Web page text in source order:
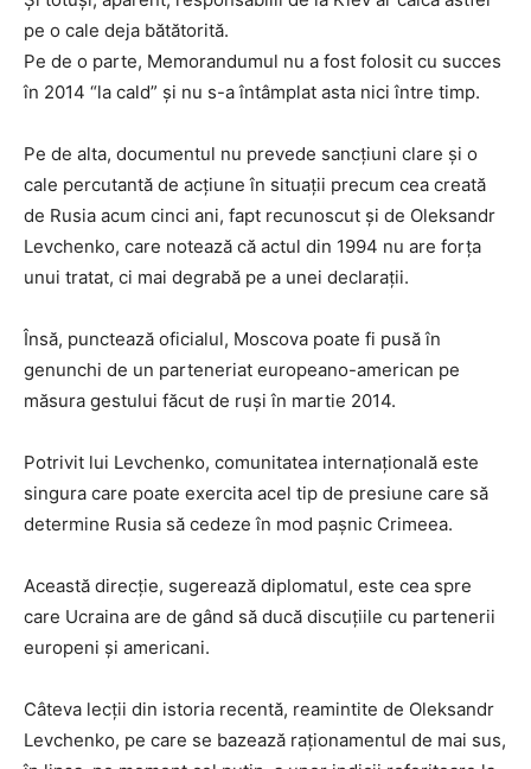
pe o cale deja bătătorită.
Pe de o parte, Memorandumul nu a fost folosit cu succes
în 2014 “la cald” și nu s-a întâmplat asta nici între timp.
Pe de alta, documentul nu prevede sancțiuni clare și o
cale percutantă de acțiune în situații precum cea creată
de Rusia acum cinci ani, fapt recunoscut și de Oleksandr
Levchenko, care notează că actul din 1994 nu are forța
unui tratat, ci mai degrabă pe a unei declarații.
Însă, punctează oficialul, Moscova poate fi pusă în
genunchi de un parteneriat europeano-american pe
măsura gestului făcut de ruși în martie 2014.
Potrivit lui Levchenko, comunitatea internațională este
singura care poate exercita acel tip de presiune care să
determine Rusia să cedeze în mod pașnic Crimeea.
Această direcție, sugerează diplomatul, este cea spre
care Ucraina are de gând să ducă discuțiile cu partenerii
europeni și americani.
Câteva lecții din istoria recentă, reamintite de Oleksandr
Levchenko, pe care se bazează raționamentul de mai sus,